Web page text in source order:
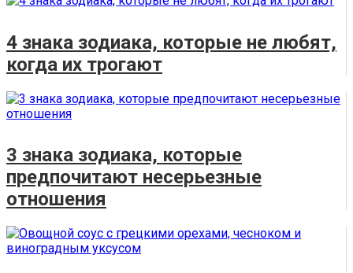
4 знака зодиака, которые не любят,
когда их трогают
3 знака зодиака, которые
предпочитают несерьезные
отношения